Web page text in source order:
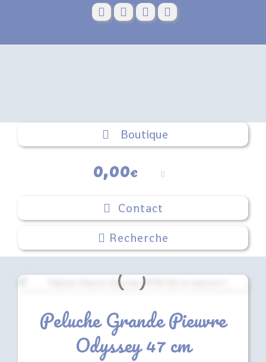
Boutique
0,00€ 0
Contact
Peluche Grande Pieuvre
Odyssey 47 cm